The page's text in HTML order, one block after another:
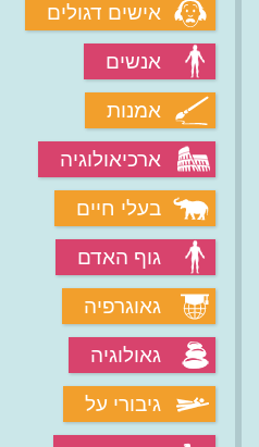
אישים דגולים
אנשים
אמנות
ארכיאולוגיה
בעלי חיים
גוף האדם
גאוגרפיה
גאולוגיה
גיבורי על
מהם המעיים ומה קורה בהם?
מי הציבו צואה ענקית במוזיאון?